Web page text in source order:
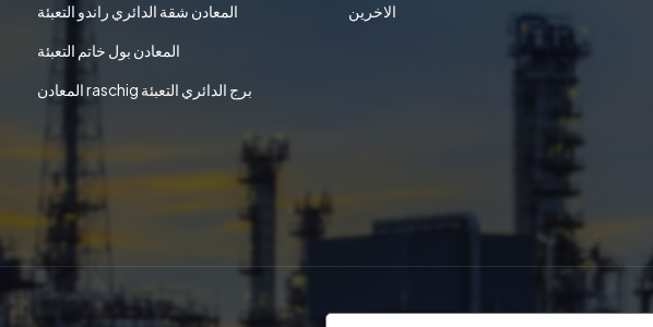
المعادن شقة الدائري راندو التعبئة
المعادن بول خاتم التعبئة
المعادن raschig برج الدائري التعبئة
الاخرين